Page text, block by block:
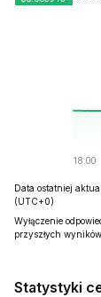
Data ostatniej
(UTC+0)
Wyłączenie
przyszłych wyników.
Statystyki